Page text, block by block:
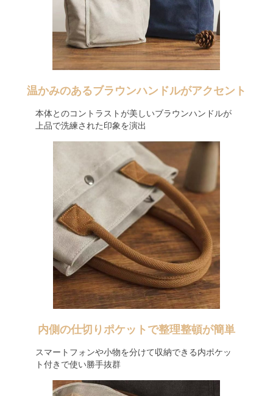
温かみのあるブラウンハンドルがアクセント
本体とのコントラストが美しいブラウンハンドルが
上品で洗練された印象を演出
内側の仕切りポケットで整理整頓が簡単
スマートフォンや小物を分けて収納できる内ポケッ
ト付きで使い勝手抜群